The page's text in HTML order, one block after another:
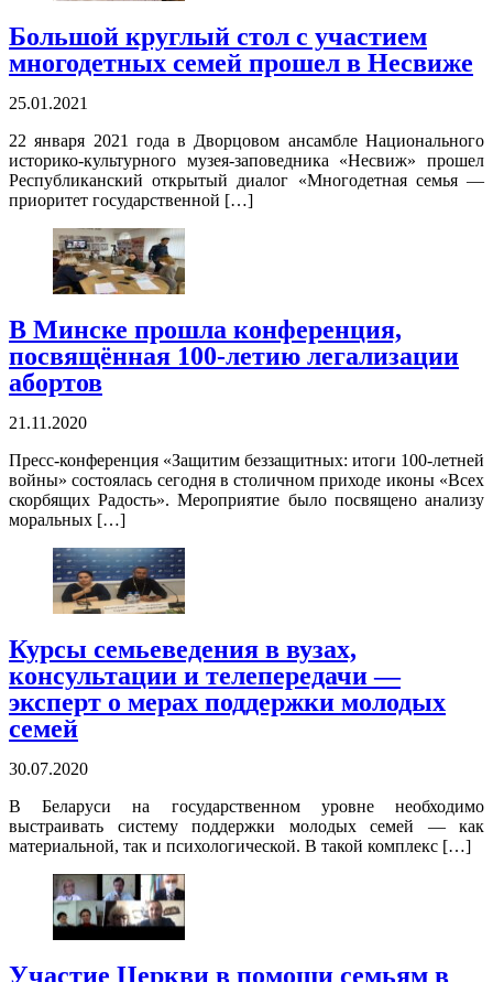
Большой круглый стол с участием
многодетных семей прошел в Несвиже
25.01.2021
22 января 2021 года в Дворцовом ансамбле Национального
историко-культурного музея-заповедника «Несвиж» прошел
Республиканский открытый диалог «Многодетная семья —
приоритет государственной […]
В Минске прошла конференция,
посвящённая 100-летию легализации
абортов
21.11.2020
Пресс-конференция «Защитим беззащитных: итоги 100-летней
войны» состоялась сегодня в столичном приходе иконы «Всех
скорбящих Радость». Мероприятие было посвящено анализу
моральных […]
Курсы семьеведения в вузах,
консультации и телепередачи —
эксперт о мерах поддержки молодых
семей
30.07.2020
В Беларуси на государственном уровне необходимо
выстраивать систему поддержки молодых семей — как
материальной, так и психологической. В такой комплекс […]
Участие Церкви в помощи семьям в